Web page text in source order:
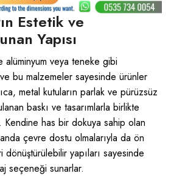
Estetik ve
Yapısı
alüminyum veya teneke gibi
bu malzemeler sayesinde ürünler
metal kutuların parlak ve pürüzsüz
baskı ve tasarımlarla birlikte
Kendine has bir dokuya sahip olan
çevre dostu olmalarıyla da ön
dönüştürülebilir yapıları sayesinde
seçeneği sunarlar.